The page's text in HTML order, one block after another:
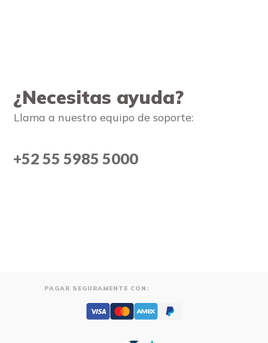
¿Necesitas ayuda?
Llama a nuestro equipo de soporte:
+52 55 5985 5000
PAGAR SEGURAMENTE CON: